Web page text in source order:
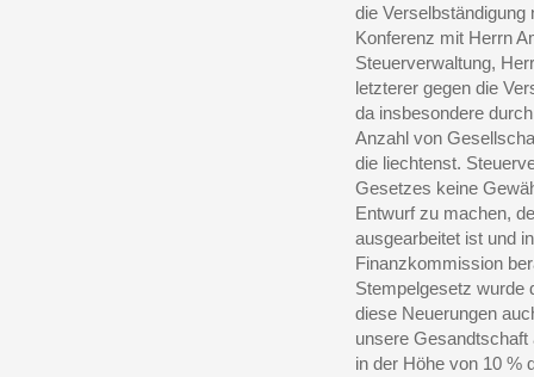
die Verselbständigung
Konferenz mit Herrn
Steuerverwaltung,
letzterer gegen die
da insbesondere
Anzahl von
die liechtenst.
Gesetzes keine
Entwurf zu machen,
ausgearbeitet ist und
Finanzkommission
Stempelgesetz wurde
diese Neuerungen
unsere
in der Höhe von 10 %